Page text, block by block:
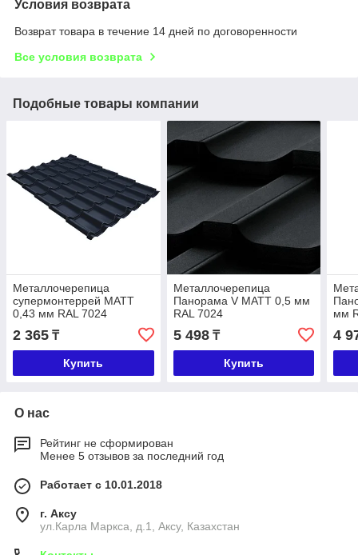
Условия возврата
Возврат товара в течение 14 дней по договоренности
Все условия возврата
Подобные товары компании
Металлочерепица
супермонтеррей МАТТ
0,43 мм RAL 7024
2 365 ₸
Купить
Металлочерепица
Панорама V МАТТ 0,5 мм
RAL 7024
5 498₸
Купить
мм
4
О нас
Рейтинг не сформирован
Менее 5 отзывов за последний год
Работает с 10.01.2018
г. Аксу
ул.Карла Маркса, д.1, Аксу, Казахстан